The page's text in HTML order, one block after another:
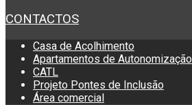
CONTACTOS
Casa de Acolhimento
Apartamentos de Autonomização
CATL
Projeto Pontes de Inclusão
Área comercial